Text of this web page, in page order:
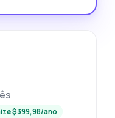
$399,98/ano